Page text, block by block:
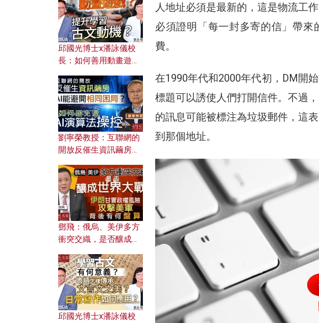
人地址必須是最新的，這是物流工
必須證明「每一封多寄的信」帶
費。
在1990年代和2000年代初，DM開
標題可以誘使人們打開信件。不過
的訊息可能被標注為垃圾郵件，這
到那個地址。
邱國光博士x潘詠儀校
長：如何善用動畫遊戲
劉寧榮教授：互聯網的
開放反催生資訊繭房，
何避免遭AI演算法操
控？
鄧飛：俄烏、美伊多方
衝突交織，是否釀成世
風險攻擊美軍，背後有
何盤算？
邱國光博士x潘詠儀校